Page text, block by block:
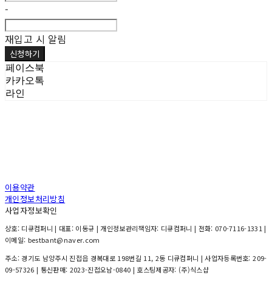
-
재입고 시 알림
신청하기
페이스북
카카오톡
라인
이용약관
개인정보처리방침
사업자정보확인
상호: 디큐컴퍼니 | 대표: 이동규 | 개인정보관리책임자: 디큐컴퍼니 | 전화: 070-7116-1331 |
이메일: bestbant@naver.com
주소: 경기도 남양주시 진접읍 경복대로 198번길 11, 2동 디큐컴퍼니 | 사업자등록번호:209-
09-57326 | 통신판매: 2023-진접오남-0840 | 호스팅제공자: (주)식스샵